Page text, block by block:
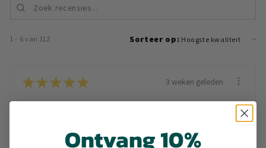
1 - 6 van 112 Sorteer op:
★★★★★ 3 weken geleden
Herblay Sur Seine, France
Ontvang 10%